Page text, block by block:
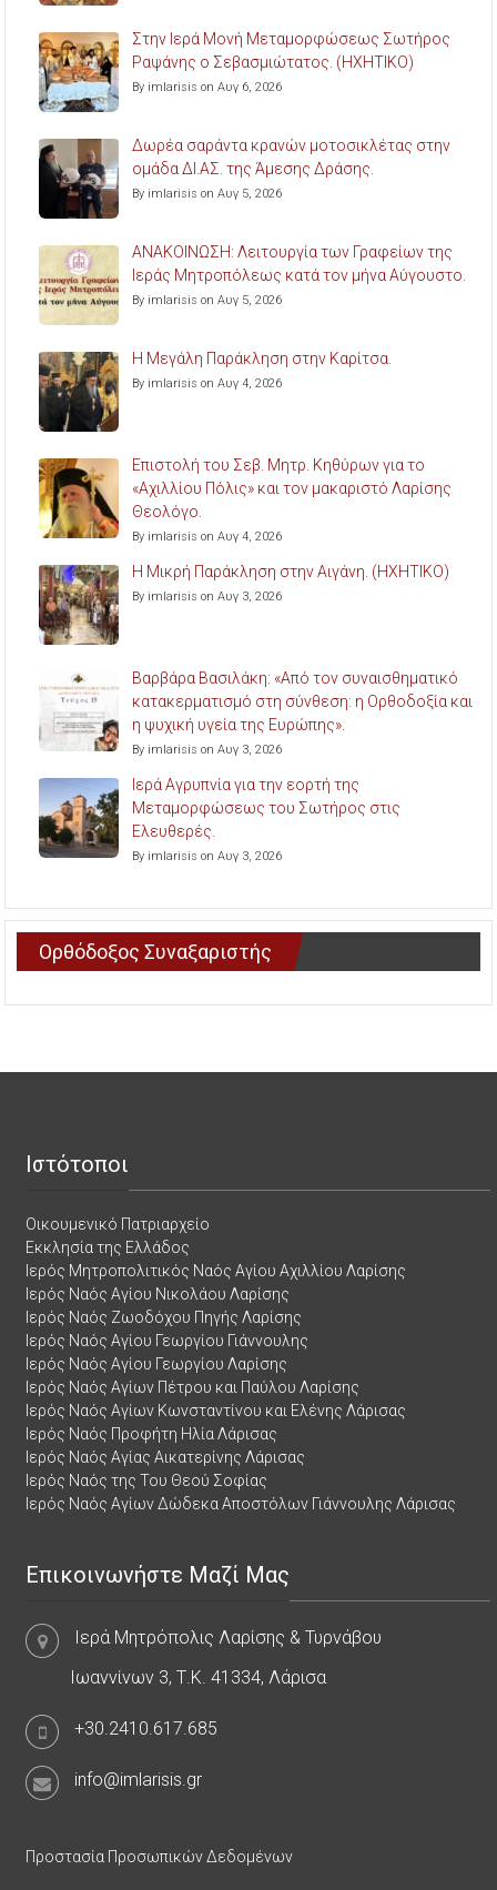
Στην Ιερά Μονή Μεταμορφώσεως Σωτήρος
Ραψάνης ο Σεβασμιώτατος. (ΗΧΗΤΙΚΟ)
By imlarisis on Αυγ 6, 2026
Δωρέα σαράντα κρανών μοτοσικλέτας στην
ομάδα ΔΙ.ΑΣ. της Άμεσης Δράσης.
By imlarisis on Αυγ 5, 2026
ΑΝΑΚΟΙΝΩΣΗ: Λειτουργία των Γραφείων της
Ιεράς Μητροπόλεως κατά τον μήνα Αύγουστο.
By imlarisis on Αυγ 5, 2026
Η Μεγάλη Παράκληση στην Καρίτσα.
By imlarisis on Αυγ 4, 2026
Επιστολή του Σεβ. Μητρ. Κηθύρων για το
«Αχιλλίου Πόλις» και τον μακαριστό Λαρίσης
Θεολόγο.
By imlarisis on Αυγ 4, 2026
Η Μικρή Παράκληση στην Αιγάνη. (ΗΧΗΤΙΚΟ)
By imlarisis on Αυγ 3, 2026
Βαρβάρα Βασιλάκη: «Από τον συναισθηματικό
κατακερματισμό στη σύνθεση: η Ορθοδοξία και
η ψυχική υγεία της Ευρώπης».
By imlarisis on Αυγ 3, 2026
Ιερά Αγρυπνία για την εορτή της
Μεταμορφώσεως του Σωτήρος στις
Ελευθερές.
By imlarisis on Αυγ 3, 2026
Ορθόδοξος Συναξαριστής
Ιστότοποι
Οικουμενικό Πατριαρχείο
Εκκλησία της Ελλάδος
Ιερός Μητροπολιτικός Ναός Αγίου Αχιλλίου Λαρίσης
Ιερός Ναός Αγίου Νικολάου Λαρίσης
Ιερός Ναός Ζωοδόχου Πηγής Λαρίσης
Ιερός Ναός Αγίου Γεωργίου Γιάννουλης
Ιερός Ναός Αγίου Γεωργίου Λαρίσης
Ιερός Ναός Αγίων Πέτρου και Παύλου Λαρίσης
Ιερός Ναός Αγίων Κωνσταντίνου και Ελένης Λάρισας
Ιερός Ναός Προφήτη Ηλία Λάρισας
Ιερός Ναός Αγίας Αικατερίνης Λάρισας
Ιερός Ναός της Του Θεού Σοφίας
Ιερός Ναός Αγίων Δώδεκα Αποστόλων Γιάννουλης Λάρισας
Επικοινωνήστε Μαζί Μας
Ιερά Μητρόπολις Λαρίσης & Τυρνάβου
Ιωαννίνων 3, Τ.Κ. 41334, Λάρισα
+30.2410.617.685
info@imlarisis.gr
Προστασία Προσωπικών Δεδομένων